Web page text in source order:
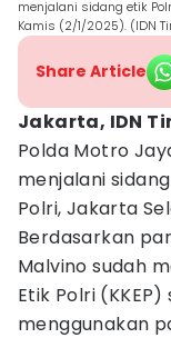
menjalani sidang etik
Kamis (2/1/2025). (IDN
Share Article
Jakarta, IDN
Polda Motro
menjalani
Polri, Jakarta
Berdasarkan
Malvino sudah
Etik Polri
menggunakan